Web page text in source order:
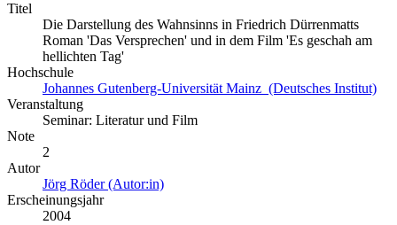
Titel
Die Darstellung des Wahnsinns in Friedrich Dürrenmatts
Roman 'Das Versprechen' und in dem Film 'Es geschah am
hellichten Tag'
Hochschule
Johannes Gutenberg-Universität Mainz (Deutsches Institut)
Veranstaltung
Seminar: Literatur und Film
Note
2
Autor
Jörg Röder (Autor:in)
Erscheinungsjahr
2004